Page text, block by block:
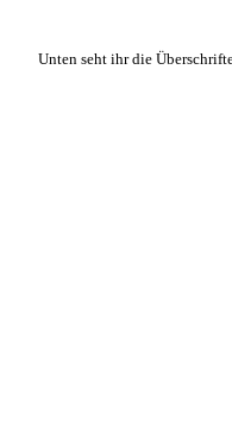
Unten seht ihr die